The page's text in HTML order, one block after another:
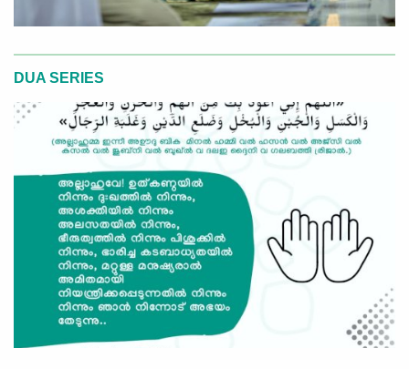
DUA SERIES